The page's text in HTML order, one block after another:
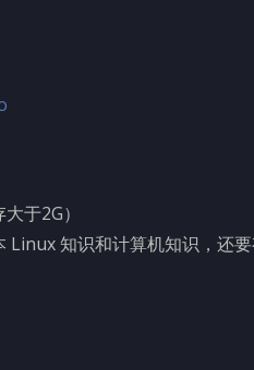
于2G）
Linux 知识和计算机知识，还要